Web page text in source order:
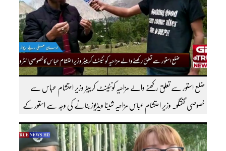
ضلع استور سے تعلق رکھنے والے مزاحیہ کونٹینٹ کرییٹر وزیر احتشام عباس سے
خصوصی گفتگو۔ وزیر احتشام عباس مزاحیہ شینا ویڈیوز بنانے کی وجہ سے استور کے
اندر کافی مشہور ہیں مزید اچھی اچھی ویڈیوز دیکھنے کے لئے ہمارے یوٹیوب چینل کو
سبسکرائب کریں